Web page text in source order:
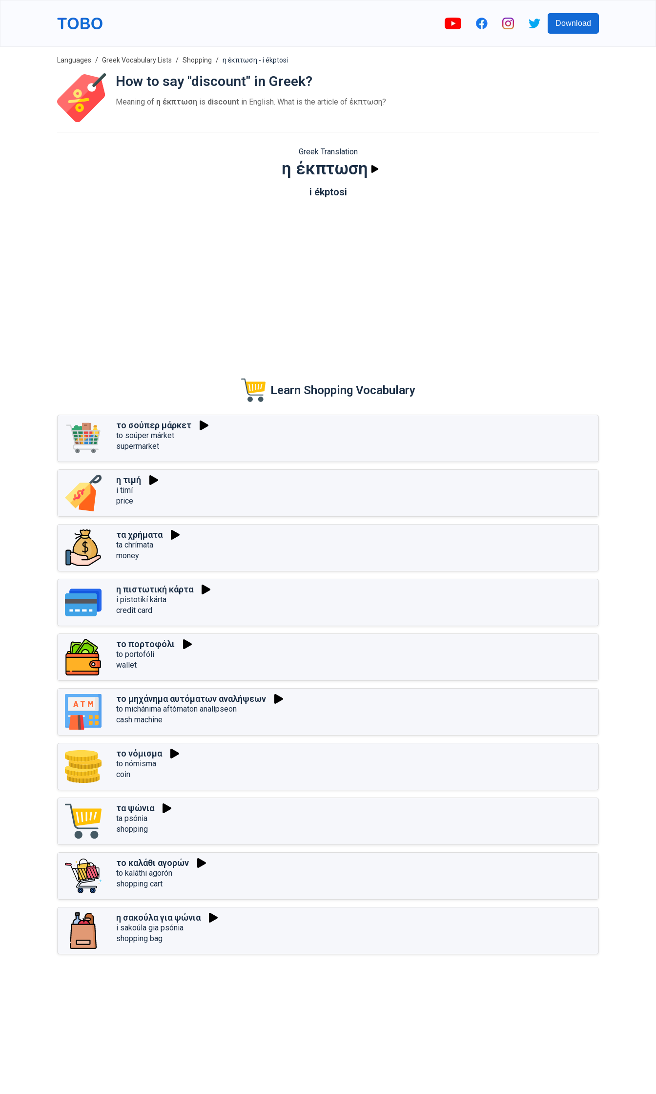
Download
Languages Greek Vocabulary Lists Shopping η έκπτωση - i ékptosi
How to say "discount" in Greek?
Meaning of η έκπτωση is discount in English. What is the article of έκπτωση?
Greek Translation
η έκπτωση
i ékptosi
Learn Shopping Vocabulary
το σούπερ μάρκετ
to soúper márket
supermarket
η τιμή
i timí
price
τα χρήματα
ta chrímata
money
η πιστωτική κάρτα
i pistotikí kárta
credit card
το πορτοφόλι
to portofóli
wallet
το μηχάνημα αυτόματων αναλήψεων
to michánima aftómaton analípseon
cash machine
το νόμισμα
to nómisma
coin
τα ψώνια
ta psónia
shopping
το καλάθι αγορών
to kaláthi agorón
shopping cart
η σακούλα για ψώνια
i sakoúla gia psónia
shopping bag